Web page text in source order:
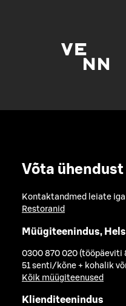
Võta ühendust
Kontaktandmed leiate
Restoranid
Müügiteenindus,
0300 870 020 (tööpäeviti
51 senti/kõne + kohalik
Kõik müügiteenused
Klienditeenindus